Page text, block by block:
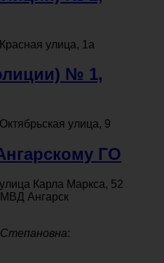
улица, 1а
№ 1,
улица, 9
ГО
Карла Маркса, 52
Ангарск
: